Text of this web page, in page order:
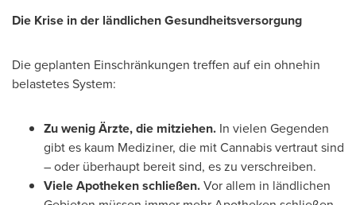
Die Krise in der ländlichen Gesundheitsversorgung
Die geplanten Einschränkungen treffen auf ein ohnehin
belastetes System:
Zu wenig Ärzte, die mitziehen. In vielen Gegenden
gibt es kaum Mediziner, die mit Cannabis vertraut sind
– oder überhaupt bereit sind, es zu verschreiben.
Viele Apotheken schließen.Vor allem in ländlichen